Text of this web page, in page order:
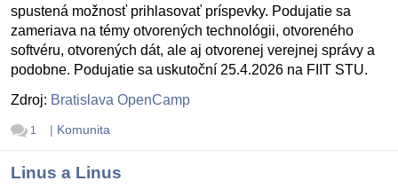
spustená možnosť prihlasovať príspevky. Podujatie sa
zameriava na témy otvorených technológii, otvoreného
softvéru, otvorených dát, ale aj otvorenej verejnej správy a
podobne. Podujatie sa uskutoční 25.4.2026 na FIIT STU.
Zdroj: Bratislava OpenCamp
1 | Komunita
Linus a Linus